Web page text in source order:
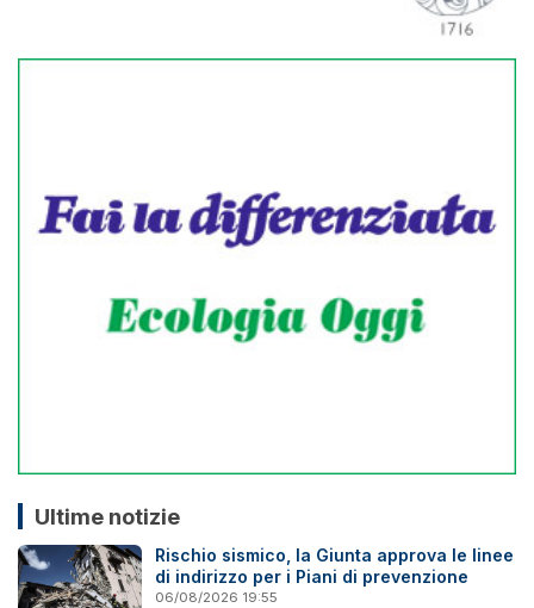
Ultime notizie
Rischio sismico, la Giunta approva le linee
di indirizzo per i Piani di prevenzione
06/08/2026 19:55